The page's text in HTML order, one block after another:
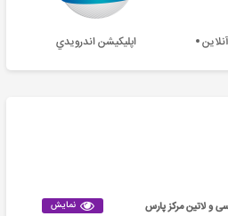
اپليکيشن اندرويدي
و لاتین مرکز پارس نمایش